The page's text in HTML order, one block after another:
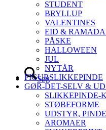
Søg
STUDENT
BRYLLUP
VALENTINES
EID &
PÅSKE
HALLOWEEN
JUL
NYTÅR
FIGURSLIKKEPINDE
GØR-DET-SELV &
SLIKKEPINDE-
STØBEFORME
UDSTYR,
AROMAER